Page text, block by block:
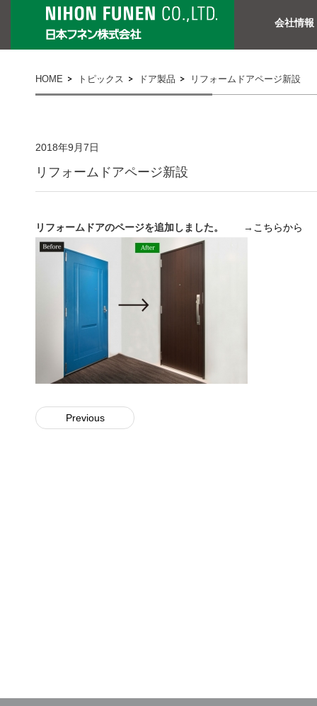
会社情報
HOME トピックス ドア製品 リフォームドアページ新設
2018年9月7日
リフォームドアページ新設
リフォームドアのページを追加しました。 → こちらから
Previous